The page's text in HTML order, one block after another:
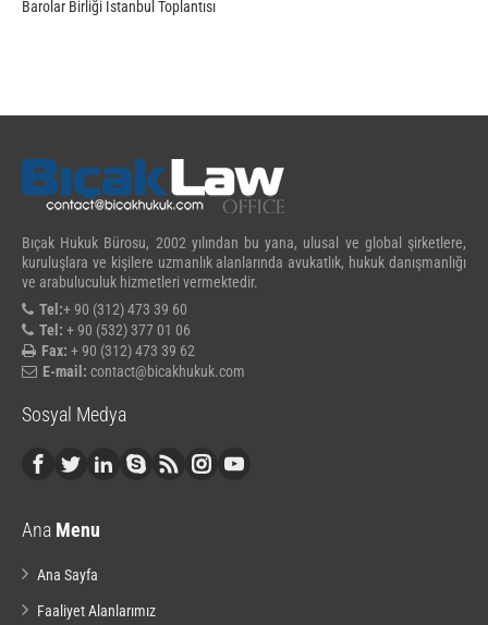
Barolar Birliği İstanbul Toplantısı
Bıçak Hukuk Bürosu, 2002 yılından bu yana, ulusal ve global şirketlere,
kuruluşlara ve kişilere uzmanlık alanlarında avukatlık, hukuk danışmanlığı
ve arabuluculuk hizmetleri vermektedir.
Tel:+ 90 (312) 473 39 60
Tel: + 90 (532) 377 01 06
Fax: + 90 (312) 473 39 62
E-mail: contact@bicakhukuk.com
Sosyal Medya
Ana Menu
Ana Sayfa
Faaliyet Alanlarımız